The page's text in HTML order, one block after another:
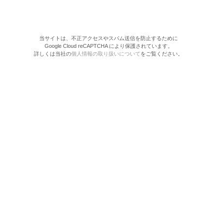
当サイトは、不正アクセスやスパム送信を防止するために
Google Cloud reCAPTCHA により保護されています。
詳しくは当社の個人情報の取り扱いについてをご覧ください。